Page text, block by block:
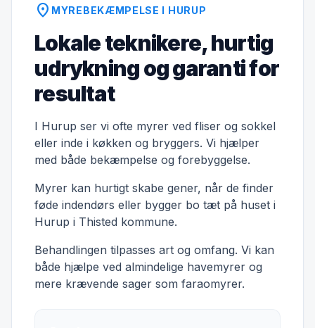
location_on MYREBEKÆMPELSE I HURUP
Lokale teknikere, hurtig
udrykning og garanti for
resultat
I Hurup ser vi ofte myrer ved fliser og sokkel
eller inde i køkken og bryggers. Vi hjælper
med både bekæmpelse og forebyggelse.
Myrer kan hurtigt skabe gener, når de finder
føde indendørs eller bygger bo tæt på huset i
Hurup i Thisted kommune.
Behandlingen tilpasses art og omfang. Vi kan
både hjælpe ved almindelige havemyrer og
mere krævende sager som faraomyrer.